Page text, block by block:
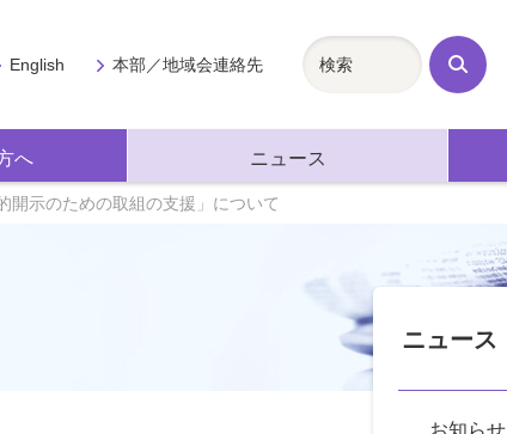
へ ニュース
English 本部／地域会連絡先
検
索
開示のための取組の支援」について
ニュース
お知らせ